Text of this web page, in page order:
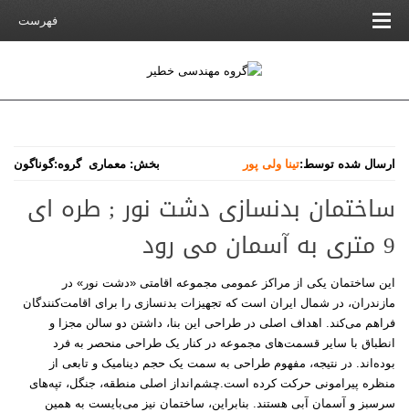
فهرست
ارسال شده توسط:تینا ولی پور بخش: معماری گروه:گوناگون
ساختمان بدنسازی دشت نور ; طره ای
9 متری به آسمان می رود
این ساختمان یکی از مراکز عمومی مجموعه اقامتی «دشت نور» در
مازندران، در شمال ایران است که تجهیزات بدنسازی را برای اقامت‌کنندگان
فراهم می‌کند. اهداف اصلی در طراحی این بنا، داشتن دو سالن مجزا و
انطباق با سایر قسمت‌های مجموعه در کنار یک طراحی منحصر به فرد
بوده‌اند. در نتیجه، مفهوم طراحی به سمت یک حجم دینامیک و تابعی از
منظره پیرامونی حرکت کرده است.چشم‌انداز اصلی منطقه، جنگل، تپه‌های
سرسبز و آسمان آبی هستند. بنابراین، ساختمان نیز می‌بایست به همین